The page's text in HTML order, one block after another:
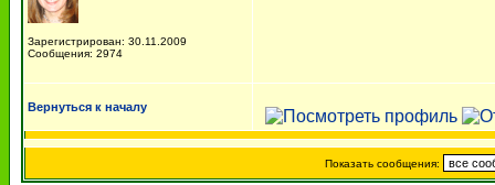
Зарегистрирован: 30.11.2009
Сообщения: 2974
Вернуться к началу
Показать сообщения: